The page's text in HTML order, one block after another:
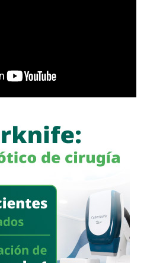
peatonal, mientras que el
zona exclusiva para
a las y los asistentes a
traslados
, respetar la
del personal de Policía
uso de transporte público para
alrededores del recinto.